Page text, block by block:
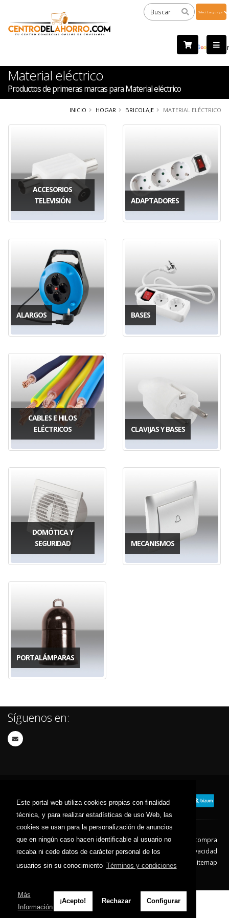
Este portal web utiliza cookies propias con finalidad
técnica, y para realizar estadísticas de uso Web, las
cookies se usan para la personalización de anuncios
que en ningún caso hacen identificable al usuario no
recaba ni cede datos de carácter personal de los
usuarios sin su conocimiento Términos y condiciones
Más
Información
¡Acepto! Rechazar Configurar
by
Material eléctrico
Productos de primeras marcas para Material eléctrico
INICIO HOGAR BRICOLAJE MATERIAL ELÉCTRICO
ACCESORIOS
TELEVISIÓN
ADAPTADORES
ALARGOS BASES
CABLES E HILOS
ELÉCTRICOS
CLAVIJAS Y BASES
DOMÓTICA Y
SEGURIDAD
MECANISMOS
PORTALÁMPARAS
Síguenos en:
Contacto Aviso Legal
Condiciones de compra
Política de envíos
Política de devolución
Política de Privacidad
Política de Cookies
Sitemap